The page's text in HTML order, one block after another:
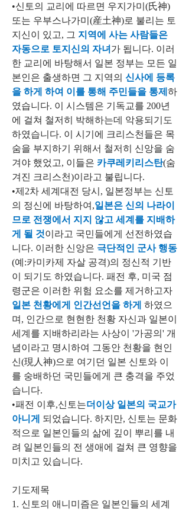
•신토의 교리에 따르면 우지가미(氏神)
또는 우부스나가미(産土神)로 불리는 토
지신이 있고, 그 지역에 사는 사람들은
자동으로 토지신의 자녀 가 됩니다. 이러
한 교리에 바탕해서 일본 정부는 모든 일
본인은 출생하면 그 지역의 신사에 등록
을 하게 하여 이를 통해 주민들을 통제 하
였습니다. 이 시스템은 기독교를 200년
에 걸쳐 철저히 박해하는데 악용되기도
하였습니다. 이 시기에 크리스천들은 목
숨을 부지하기 위해서 철저히 신앙을 숨
겨야 했었고, 이들은 카쿠레키리스탄(숨
겨진 크리스천)이라고 불립니다.
•제2차 세계대전 당시, 일본정부는 신토
의 정신에 바탕하여,일본은 신의 나라이
므로 전쟁에서 지지 않고 세계를 지배하
게 될 것이라고 국민들에게 선전하였습
니다. 이러한 신앙은
(예:카미카제 자살 공격)의 정신적 기반
이 되기도 하였습니다. 패전 후, 미국 점
일본 천황에게 인간선언을 하게 하였으
며, 인간으로 현현한 천황 자신과 일본이
세계를 지배하리라는 사상이 '가공의' 개
념이라고 명시하여 그동안 천황을 현인
신(現人神)으로 여기던 일본 신토와 이
를 숭배하던 국민들에게 큰 충격을 주었
습니다.
•패전 이후,신토는더이상 일본의 국교가
아니게 되었습니다. 하지만, 신토는 문화
적으로 일본인들의 삶에 깊이 뿌리를 내
려 일본인들의 전 생애에 걸쳐 큰 영향을
미치고 있습니다.
기도제목
1. 신토의 애니미즘은 일본인들의 세계